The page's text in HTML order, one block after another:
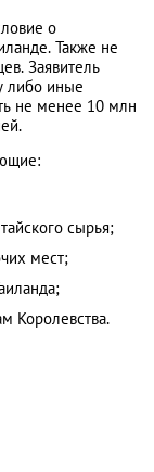
о
Также не
Заявитель
либо иные
не менее 10 млн
сырья;
мест;
Королевства.